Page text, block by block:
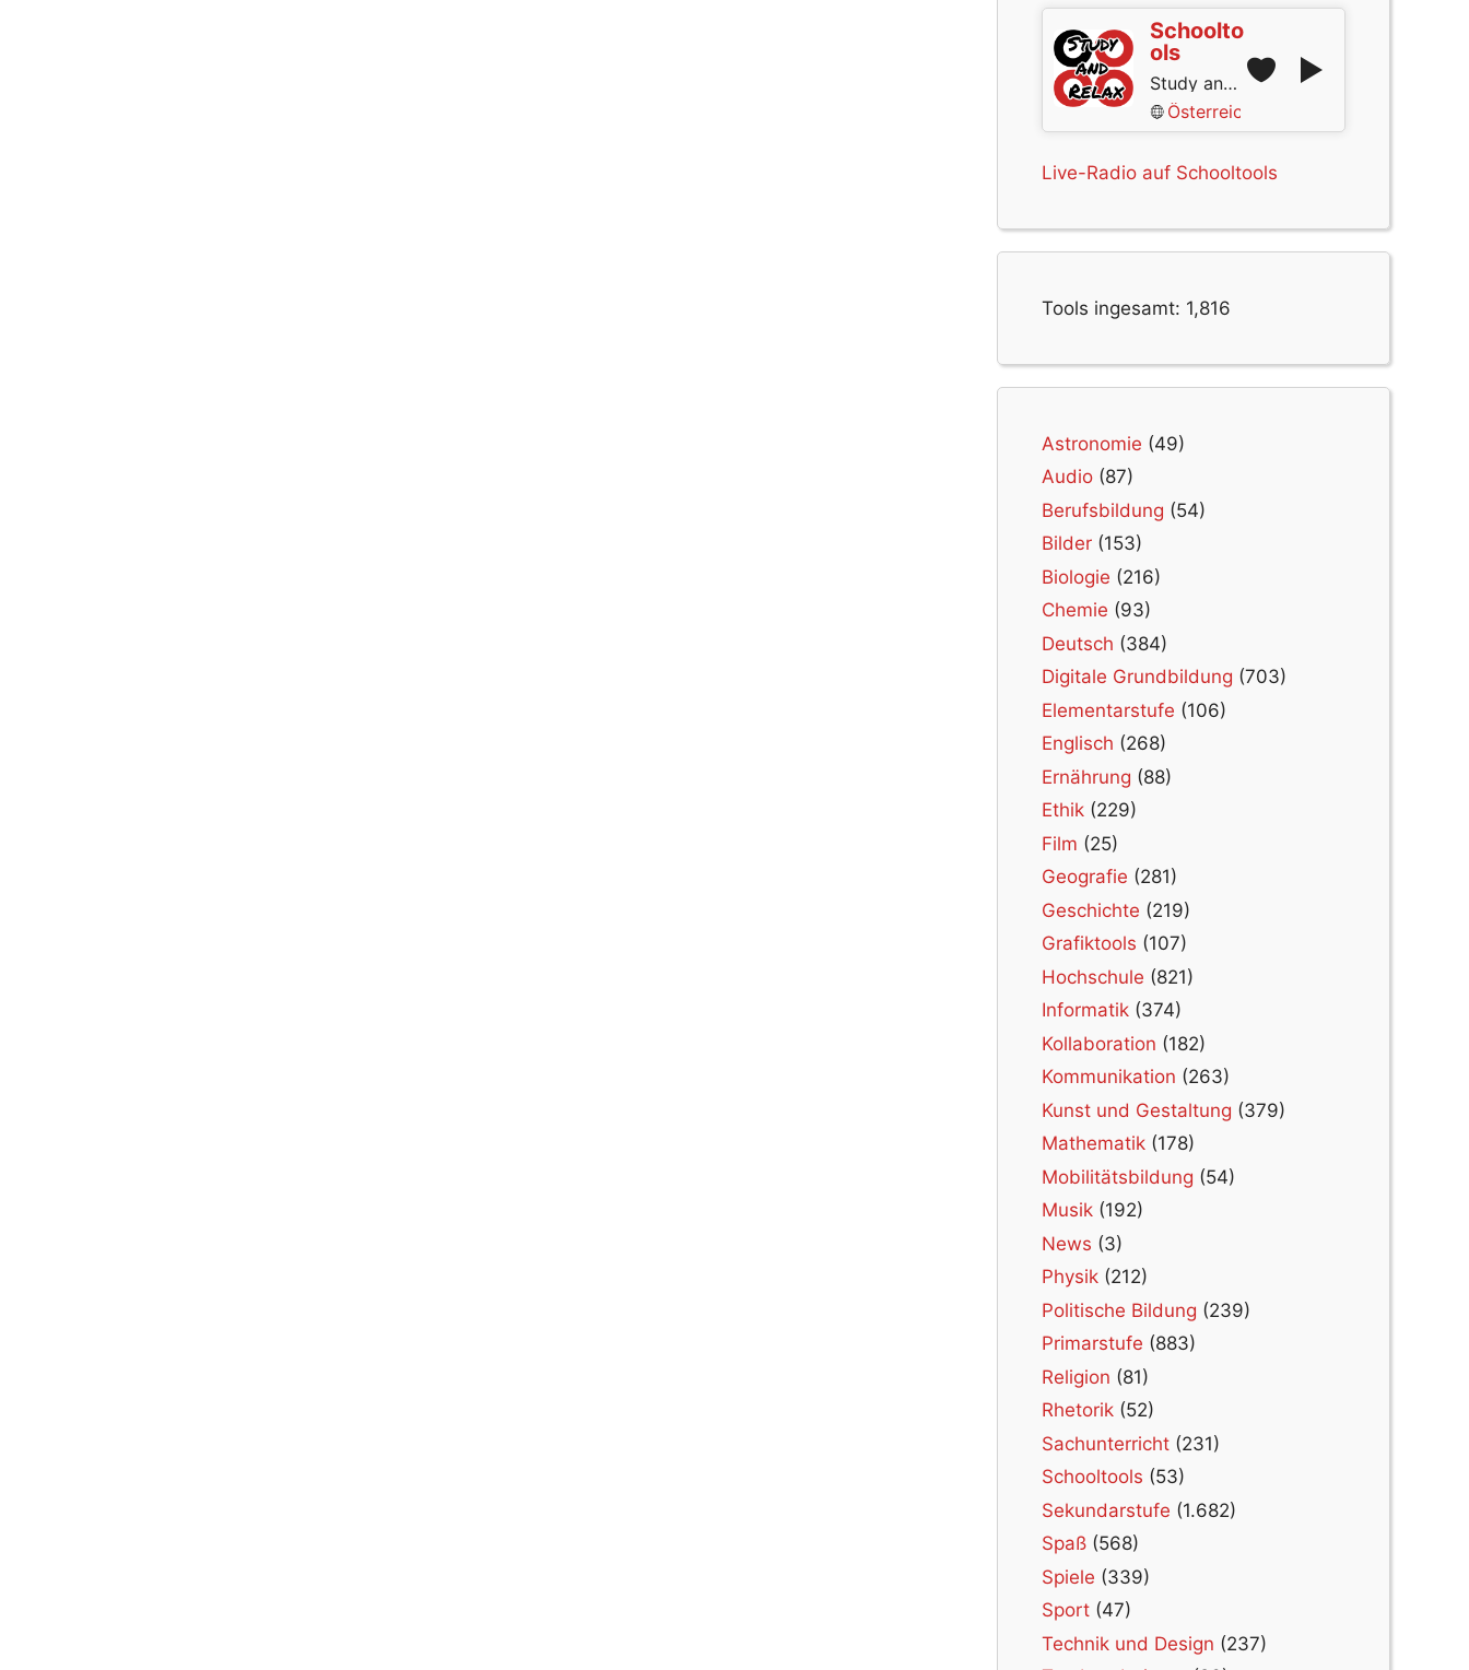
Schoolto
ols
Study and Relax
Österreich
Live-Radio auf Schooltools
Tools ingesamt: 1,816
Astronomie (49)
Audio (87)
Berufsbildung (54)
Bilder (153)
Biologie (216)
Chemie (93)
Deutsch (384)
Digitale Grundbildung (703)
Elementarstufe (106)
Englisch (268)
Ernährung (88)
Ethik (229)
Film (25)
Geografie (281)
Geschichte (219)
Grafiktools (107)
Hochschule (821)
Informatik (374)
Kollaboration (182)
Kommunikation (263)
Kunst und Gestaltung (379)
Mathematik (178)
Mobilitätsbildung (54)
Musik (192)
News (3)
Physik (212)
Politische Bildung (239)
Primarstufe (883)
Religion (81)
Rhetorik (52)
Sachunterricht (231)
Schooltools (53)
Sekundarstufe (1.682)
Spaß (568)
Spiele (339)
Sport (47)
Technik und Design (237)